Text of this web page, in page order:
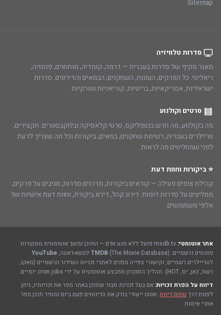
Sitemap
סדרות טלוויזיה
מאגר מקיף של סדרות בעברית — דרמה, קומדיה, מותחנים, פנטזיה,
ריאליטי. כל הפרקים, העונות, השחקנים, הבמאים והדירוגים. סדרות
ישראליות, אמריקאיות, בריטיות, קוריאניות וטורקיות.
סרטים וקולנוע
מה בקולנוע, מה חדש בנטפליקס, סרטי קלאסיקה ובלוקבסטרים. תקצירים,
טריילרים בעברית, רשימת שחקנים, במאים, ביקורות וכל מה שצריך לדעת
לפני שמחליטים מה לראות.
⭐ ביקורות וחוות דעת
קהילת צופים פעילה — קוראים ביקורות, מדרגים סדרות, מגיבים על פרקים,
ממליצים על סדרות דומות. דירוג קהל, דירוג ביקורת, וחוות דעת אישיות של
אלפי משתמשים.
אתר אוטומטי:
msdb.tv פועל ללא מגע אדם — התוכן נמשך אוטומטית ממקורות
פתוחים ורשמיים:
TMDB (The Movie Database) למטא-דאטה,
YouTube
לטריילרים רשמיים, וקישורי צפייה מפנים לאתרי זכויות השידור הרשמיים (מאקו,
רשת, כאן, יס, HOT). תהליך הסנכרון מתבצע אוטומטית על ידי cron jobs יומיים.
דיווח על הפרת זכויות: אם בעל זכויות סבור שתוכן באתר מפר את זכויותיו, ניתן
לפנות דרך טופס דיווח
. cron ייעודי בודק את הדיווחים פעם ביום ומסיר תוכן מפר
אחרי אימות.